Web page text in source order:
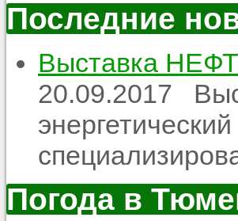
Последние
Выставка
20.09.2017
Погода в